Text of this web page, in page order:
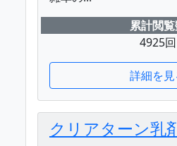
累計閲
4925回
詳細を見
クリアターン乳